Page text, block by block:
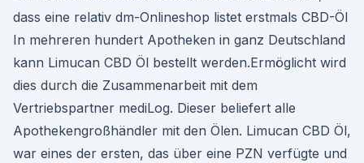
dass eine relativ dm-Onlineshop listet erstmals CBD-Öl
In mehreren hundert Apotheken in ganz Deutschland
kann Limucan CBD Öl bestellt werden.Ermöglicht wird
dies durch die Zusammenarbeit mit dem
Vertriebspartner mediLog. Dieser beliefert alle
Apothekengroßhändler mit den Ölen. Limucan CBD Öl,
war eines der ersten, das über eine PZN verfügte und